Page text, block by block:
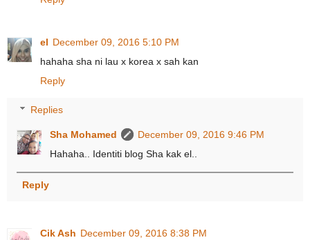
el December 09, 2016 5:10 PM
hahaha sha ni lau x korea x sah kan
Reply
Replies
Sha Mohamed
December 09, 2016 9:46 PM
Hahaha.. Identiti blog Sha kak el..
Reply
Cik Ash December 09, 2016 8:38 PM